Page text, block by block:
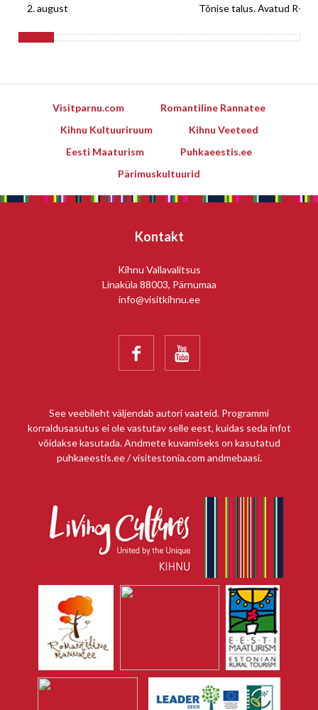
2. august
Tõnise talus. Avatud R-E
Visitparnu.com
Romantiline Rannatee
Kihnu Kultuuriruum
Kihnu Veeteed
Eesti Maaturism
Puhkaeestis.ee
Pärimuskultuurid
Kontakt
Kihnu Vallavalitsus
Linaküla 88003, Pärnumaa
info@visitkihnu.ee
 
See veebileht väljendab autori vaateid. Programmi
korraldusasutus ei ole vastutav selle eest, kuidas seda infot
võidakse kasutada. Andmete kuvamiseks on kasutatud
puhkaeestis.ee / visitestonia.com andmebaasi.